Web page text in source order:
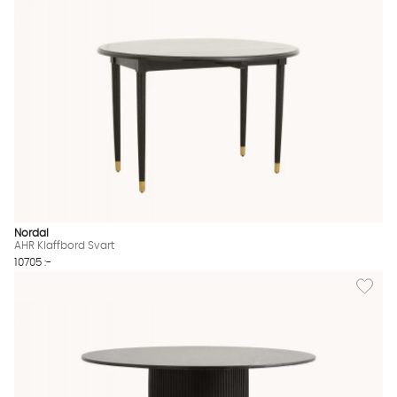
Nordal
AHR Klaffbord Svart
10705 :-
Lägg